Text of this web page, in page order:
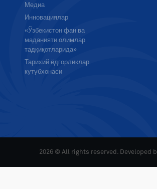
Медиа
Инновациялар
«Ўзбекистон фан ва
маданияти олимлар
тадқиқотларида»
Тарихий ёдгорликлар
кутубхонаси
2026 © All rights reserved. Developed